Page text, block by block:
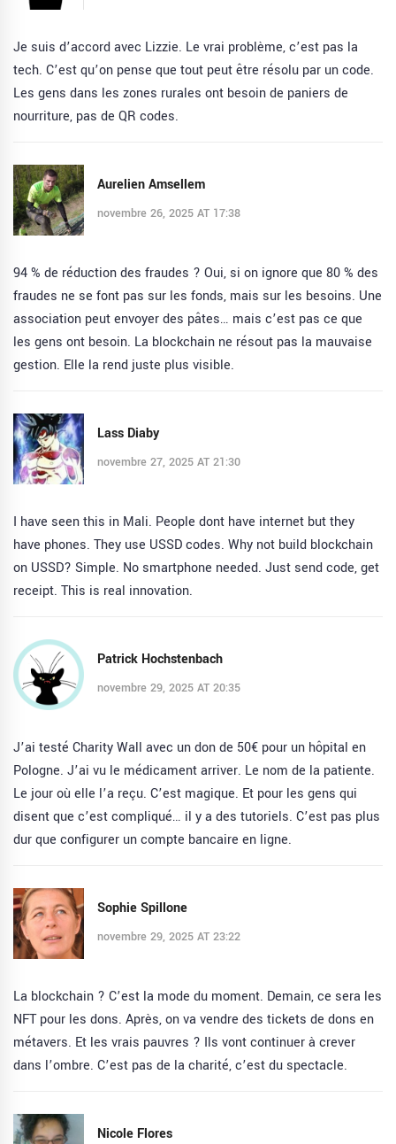
Je suis d’accord avec Lizzie. Le vrai problème, c’est pas la
tech. C’est qu’on pense que tout peut être résolu par un code.
Les gens dans les zones rurales ont besoin de paniers de
nourriture, pas de QR codes.
Aurelien Amsellem
novembre 26, 2025 AT 17:38
94 % de réduction des fraudes ? Oui, si on ignore que 80 % des
fraudes ne se font pas sur les fonds, mais sur les besoins. Une
association peut envoyer des pâtes… mais c’est pas ce que
les gens ont besoin. La blockchain ne résout pas la mauvaise
gestion. Elle la rend juste plus visible.
Lass Diaby
novembre 27, 2025 AT 21:30
I have seen this in Mali. People dont have internet but they
have phones. They use USSD codes. Why not build blockchain
on USSD? Simple. No smartphone needed. Just send code, get
receipt. This is real innovation.
Patrick Hochstenbach
novembre 29, 2025 AT 20:35
J’ai testé Charity Wall avec un don de 50€ pour un hôpital en
Pologne. J’ai vu le médicament arriver. Le nom de la patiente.
Le jour où elle l’a reçu. C’est magique. Et pour les gens qui
disent que c’est compliqué… il y a des tutoriels. C’est pas plus
dur que configurer un compte bancaire en ligne.
Sophie Spillone
novembre 29, 2025 AT 23:22
La blockchain ? C’est la mode du moment. Demain, ce sera les
NFT pour les dons. Après, on va vendre des tickets de dons en
métavers. Et les vrais pauvres ? Ils vont continuer à crever
dans l’ombre. C’est pas de la charité, c’est du spectacle.
Nicole Flores